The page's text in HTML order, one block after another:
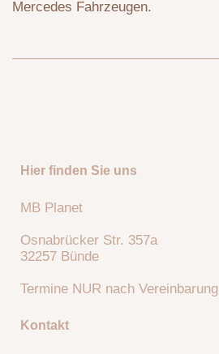
Mercedes Fahrzeugen.
Hier finden Sie uns
MB Planet
Osnabrücker Str. 357a
32257 Bünde
Termine NUR nach Vereinbarung
Kontakt